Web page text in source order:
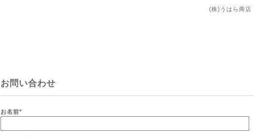
(株)うはら商店
お問い合わせ
お名前*